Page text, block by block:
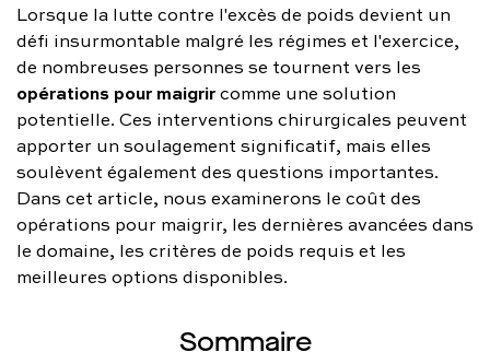
01 86 65 17 33
contact@charles.co
Lorsque la lutte contre l'excès de poids devient un
défi insurmontable malgré les régimes et l'exercice,
de nombreuses personnes se tournent vers les
opérations pour maigrircomme une solution
potentielle. Ces interventions chirurgicales peuvent
apporter un soulagement significatif, mais elles
soulèvent également des questions importantes.
Dans cet article, nous examinerons le coût des
opérations pour maigrir, les dernières avancées dans
le domaine, les critères de poids requis et les
meilleures options disponibles.
Sommaire